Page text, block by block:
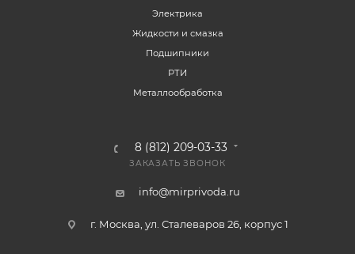
Электрика
Жидкости и смазка
Подшипники
РТИ
Металлообработка
8 (812) 209-03-33
ЗАКАЗАТЬ ЗВОНОК
info@mirprivoda.ru
г. Москва, ул. Сталеваров 26, корпус 1